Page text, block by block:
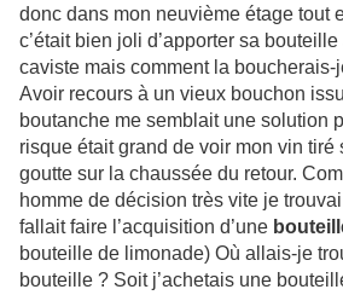
donc dans mon neuvième étage tout
c’était bien joli d’apporter sa
caviste mais comment la boucherais-
Avoir recours à un vieux bouchon
boutanche me semblait une solution
risque était grand de voir mon vin tiré
goutte sur la chaussée du retour.
homme de décision très vite je
fallait faire l’acquisition d’une
bouteille de limonade) Où allais-je
bouteille ? Soit j’achetais une